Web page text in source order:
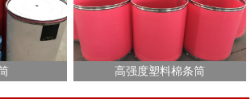
高强度塑料棉条筒